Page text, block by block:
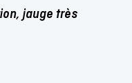
jauge très